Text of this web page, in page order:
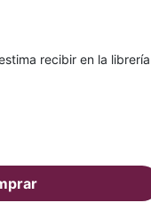
recibir en la librería